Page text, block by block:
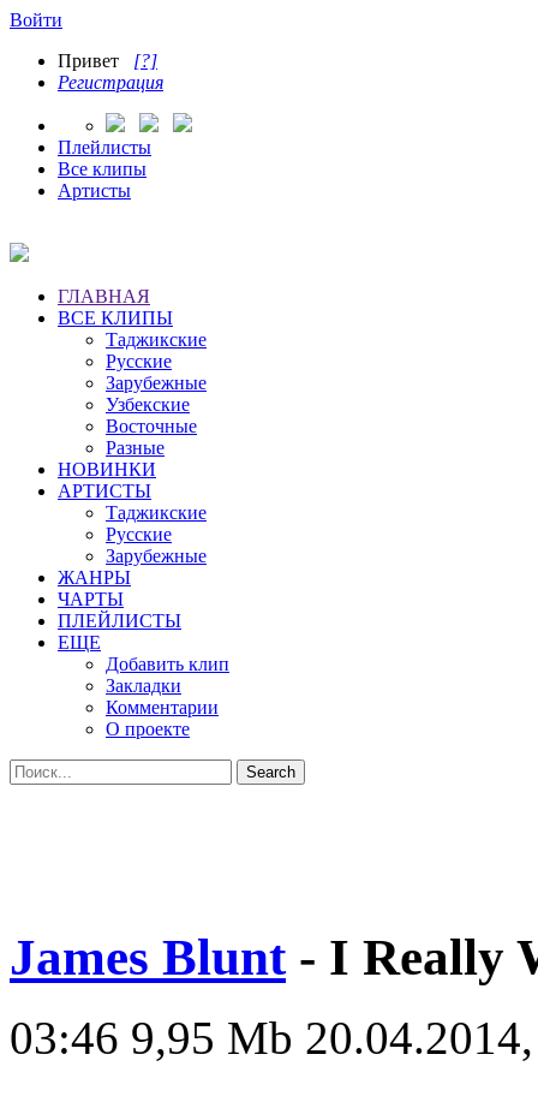
Войти
Привет [?]
Регистрация
Плейлисты
Все клипы
Артисты
ГЛАВНАЯ
ВСЕ КЛИПЫ
Таджикские
Русские
Зарубежные
Узбекские
Восточные
Разные
НОВИНКИ
АРТИСТЫ
Таджикские
Русские
Зарубежные
ЖАНРЫ
ЧАРТЫ
ПЛЕЙЛИСТЫ
ЕЩЕ
Добавить клип
Закладки
Комментарии
О проекте
James Blunt- I Really
03:46 9,95 Mb